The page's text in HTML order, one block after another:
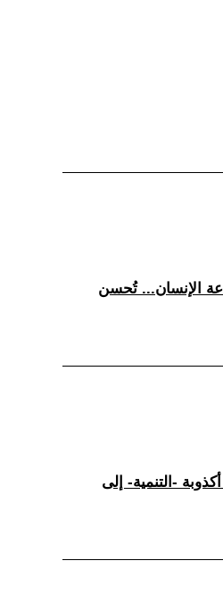
الإنسان... تُحسن
-التنمية- إلى